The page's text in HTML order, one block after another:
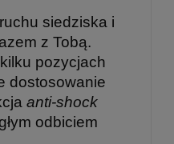
siedziska i
z Tobą.
pozycjach
dostosowanie
anti-shock
odbiciem